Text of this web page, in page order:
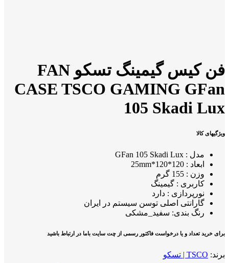
فن کیس گیمینگ تسکو FAN
CASE TSCO GAMING GFan
105 Skadi Lux
ویژگیهای کالا
مدل : GFan 105 Skadi Lux
ابعاد : 120*120*25mm
وزن : 155 گرم
کاربری : گیمینگ
نورپردازی : دارد
گارانتی اصلی توسن سیستم در ایران
رنگ بندی: سفید_مشکی
برای خرید تعداد و یا درخواست فاکتور رسمی از چت سایت باما در ارتباط باشید
برند: TSCO | تسکو